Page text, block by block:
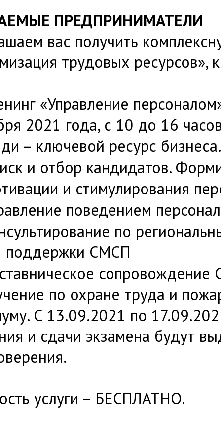
ПРЕДПРИНИМАТЕЛИ
вас получить
трудовых ресурсов»,
«Управление
2021 года, с 10 до 16
– ключевой ресурс бизнеса.
и отбор кандидатов.
и стимулирования
поведением
по
поддержки СМСП
по охране труда и
С 13.09.2021 по
и сдачи экзамена будут
услуги – БЕСПЛАТНО.